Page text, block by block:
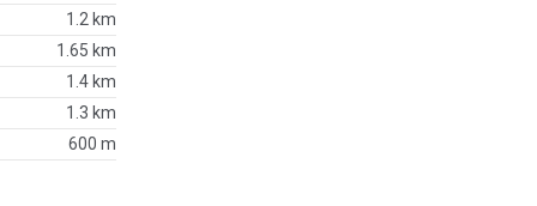
1.2 km
1.65 km
1.4 km
1.3 km
600 m